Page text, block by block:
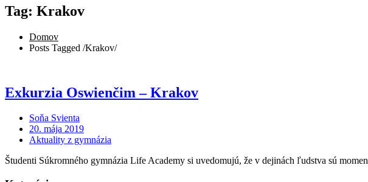
Tag: Krakov
Domov
Posts Tagged /Krakov/
Exkurzia Oswienčim – Krakov
Soňa Svienta
20. mája 2019
Aktuality z gymnázia
Študenti Súkromného gymnázia Life Academy si uvedomujú, že v dejinách ľudstva sú